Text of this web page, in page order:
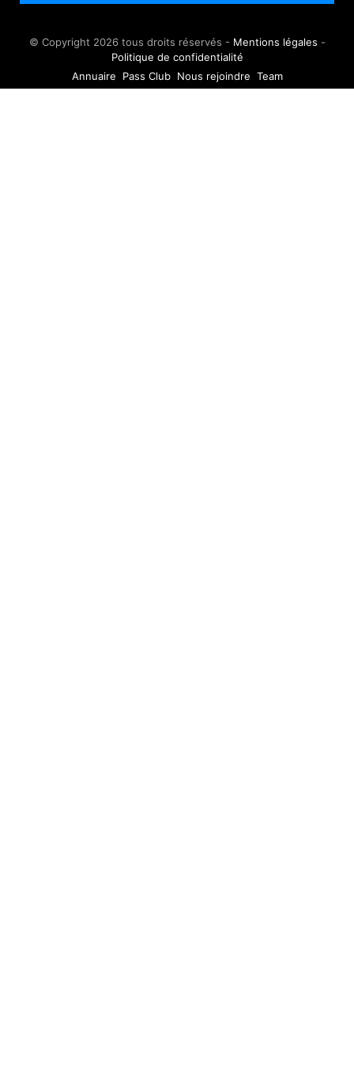
© Copyright 2026 tous droits réservés - Mentions légales -
Politique de confidentialité
Annuaire
Pass Club Nous rejoindre Team